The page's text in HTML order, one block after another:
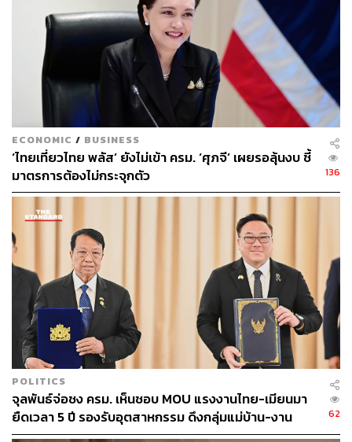
ECONOMIC / BUSINESS
‘ไทยเที่ยวไทย พลัส’ ยังไม่เข้า ครม. ‘ศุภจี’ เผยรอลุ้นงบ ชี้
มาตรการต้องไม่กระจุกตัว
136
POLITICS
จุลพันธ์จ่อชง ครม. เห็นชอบ MOU แรงงานไทย-เมียนมา
ยืดเวลา 5 ปี รองรับอุตสาหกรรม ดึงกลุ่มแม่บ้าน-งาน
อิสระเข้าสู่ระบบประกันสังคม
62